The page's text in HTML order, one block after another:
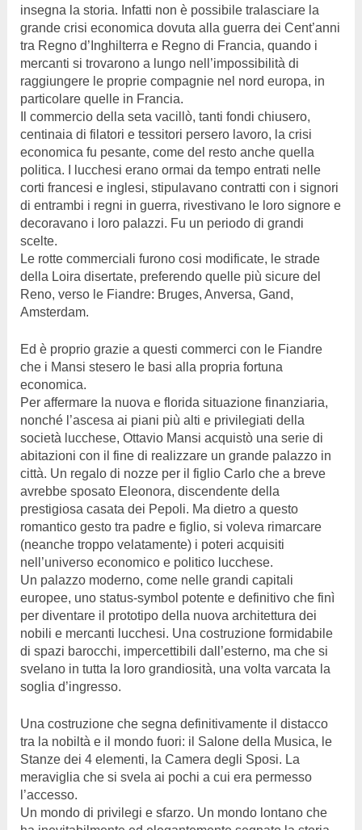
insegna la storia. Infatti non è possibile tralasciare la
grande crisi economica dovuta alla guerra dei Cent’anni
tra Regno d’Inghilterra e Regno di Francia, quando i
mercanti si trovarono a lungo nell’impossibilità di
raggiungere le proprie compagnie nel nord europa, in
particolare quelle in Francia.
Il commercio della seta vacillò, tanti fondi chiusero,
centinaia di filatori e tessitori persero lavoro, la crisi
economica fu pesante, come del resto anche quella
politica. I lucchesi erano ormai da tempo entrati nelle
corti francesi e inglesi, stipulavano contratti con i signori
di entrambi i regni in guerra, rivestivano le loro signore e
decoravano i loro palazzi. Fu un periodo di grandi
scelte.
Le rotte commerciali furono cosi modificate, le strade
della Loira disertate, preferendo quelle più sicure del
Reno, verso le Fiandre: Bruges, Anversa, Gand,
Amsterdam.
Ed è proprio grazie a questi commerci con le Fiandre
che i Mansi stesero le basi alla propria fortuna
economica.
Per affermare la nuova e florida situazione finanziaria,
nonché l’ascesa ai piani più alti e privilegiati della
società lucchese, Ottavio Mansi acquistò una serie di
abitazioni con il fine di realizzare un grande palazzo in
città. Un regalo di nozze per il figlio Carlo che a breve
avrebbe sposato Eleonora, discendente della
prestigiosa casata dei Pepoli. Ma dietro a questo
romantico gesto tra padre e figlio, si voleva rimarcare
(neanche troppo velatamente) i poteri acquisiti
nell’universo economico e politico lucchese.
Un palazzo moderno, come nelle grandi capitali
europee, uno status-symbol potente e definitivo che finì
per diventare il prototipo della nuova architettura dei
nobili e mercanti lucchesi. Una costruzione formidabile
di spazi barocchi, impercettibili dall’esterno, ma che si
svelano in tutta la loro grandiosità, una volta varcata la
soglia d’ingresso.
Una costruzione che segna definitivamente il distacco
tra la nobiltà e il mondo fuori: il Salone della Musica, le
Stanze dei 4 elementi, la Camera degli Sposi. La
meraviglia che si svela ai pochi a cui era permesso
l’accesso.
Un mondo di privilegi e sfarzo. Un mondo lontano che